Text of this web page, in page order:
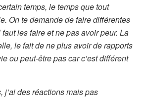
temps, le temps que tout
On te demande de faire différentes
les faire et ne pas avoir peur. La
le fait de ne plus avoir de rapports
ou peut-être pas car c’est différent
j’ai des réactions mais pas